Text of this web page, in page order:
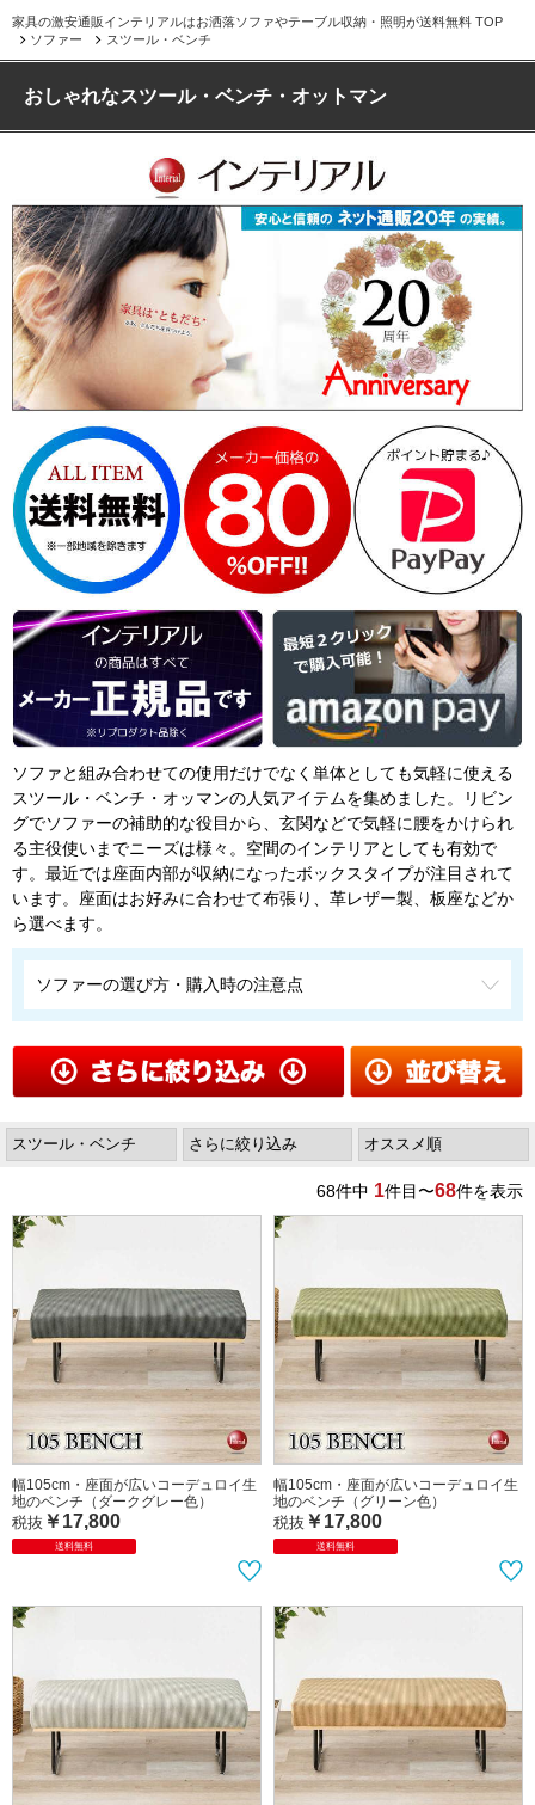
家具の激安通販インテリアルはお洒落ソファやテーブル収納・照明が送料無料 TOP
ソファー
スツール・ベンチ
おしゃれなスツール・ベンチ・オットマン
ソファと組み合わせての使用だけでなく単体としても気軽に使える
スツール・ベンチ・オッマンの人気アイテムを集めました。リビン
グでソファーの補助的な役目から、玄関などで気軽に腰をかけられ
る主役使いまでニーズは様々。空間のインテリアとしても有効で
す。最近では座面内部が収納になったボックスタイプが注目されて
います。座面はお好みに合わせて布張り、革レザー製、板座などか
ら選べます。
ソファーの選び方・購入時の注意点
68件中 1件目〜68件を表示
幅105cm・座面が広いコーデュロイ生
地のベンチ（ダークグレー色）
税抜 ￥17,800
送料無料
幅105cm・座面が広いコーデュロイ生
地のベンチ（グリーン色）
税抜 ￥17,800
送料無料